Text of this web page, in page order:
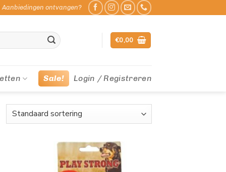
Aanbiedingen ontvangen?
€0,00
Sale! Login / Registreren